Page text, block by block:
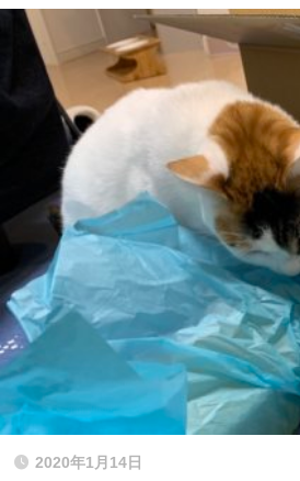
2020年1月14日